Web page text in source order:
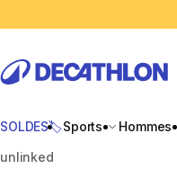
SOLDES🏷️Sports Hommes
Accueil
unlinked